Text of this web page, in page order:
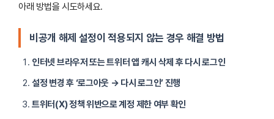
아래 방법을 시도하세요.
비공개 해제 설정이 적용되지 않는 경우 해결 방법
인터넷 브라우저 또는 트위터 앱 캐시 삭제 후 다시 로그인
설정 변경 후 ‘로그아웃 → 다시 로그인’ 진행
트위터(X) 정책 위반으로 계정 제한 여부 확인